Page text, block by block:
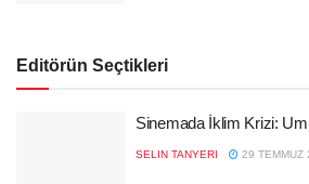
Editörün Seçtikleri
Sinemada İklim Krizi:
SELIN TANYERI 29 TEMMUZ